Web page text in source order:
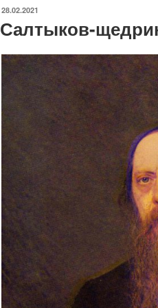
ОПУБЛИКОВАНО
28.02.2021
Салтыков-